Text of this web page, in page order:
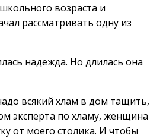
возраста и
рассматривать одну из
надежда. Но длилась она
всякий хлам в дом тащить,
эксперта по хламу, женщина
от моего столика. И чтобы